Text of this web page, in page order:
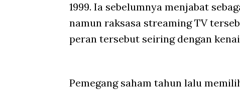
1999. Ia sebelumnya menjabat
namun raksasa streaming TV
peran tersebut seiring dengan
Pemegang saham tahun lalu